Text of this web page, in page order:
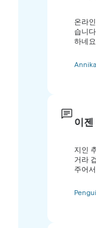
온라
습니
하네
이젠
지인
거라
주어